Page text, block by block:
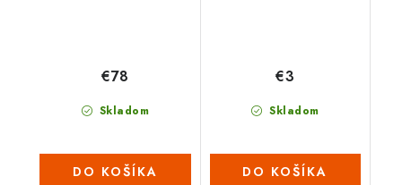
Skladom
€78
DO KOŠÍKA
Skladom
€3
DO KOŠÍKA